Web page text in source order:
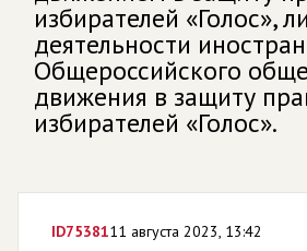
избирателей «Голос»,
деятельности
Общероссийского
движения в защиту
избирателей «Голос».
ID7538111 августа 2023, 13:42